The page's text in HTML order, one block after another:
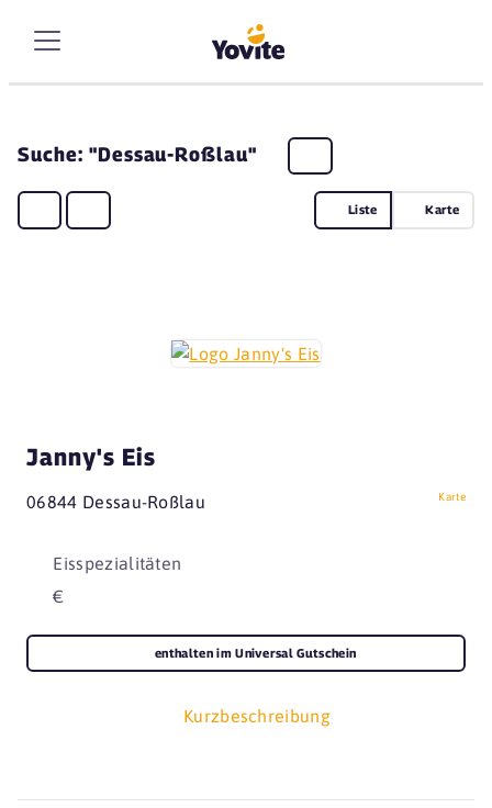
Suche: "Dessau-Roßlau"
Liste Karte
Janny's Eis
06844 Dessau-Roßlau Karte
Eisspezialitäten
€
Kurzbeschreibung
enthalten im Universal Gutschein